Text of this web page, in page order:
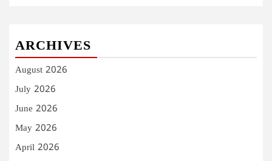
ARCHIVES
August 2026
July 2026
June 2026
May 2026
April 2026